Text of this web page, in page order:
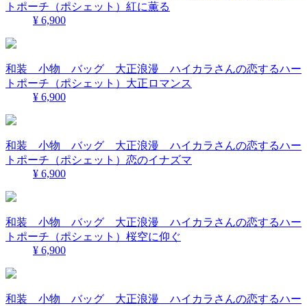
トポーチ（ポシェット）紅に薫る
¥ 6,900
和装 小物 バッグ 大正浪漫 ハイカラさんの恋するハー
トポーチ（ポシェット）大正ロマンス
¥ 6,900
和装 小物 バッグ 大正浪漫 ハイカラさんの恋するハー
トポーチ（ポシェット）恋のイナズマ
¥ 6,900
和装 小物 バッグ 大正浪漫 ハイカラさんの恋するハー
トポーチ（ポシェット）桜空に仰ぐ
¥ 6,900
和装 小物 バッグ 大正浪漫 ハイカラさんの恋するハー